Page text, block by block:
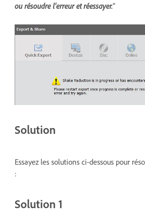
ou résoudre l'erreur et réessayer."
Solution
Essayez les solutions ci-dessous pour
:
Solution 1